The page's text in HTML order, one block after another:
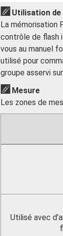
Utilisation de
La mémorisation
contrôle de flash
vous au manuel
utilisé pour
groupe asservi
Mesure
Les zones de
Utilisé avec